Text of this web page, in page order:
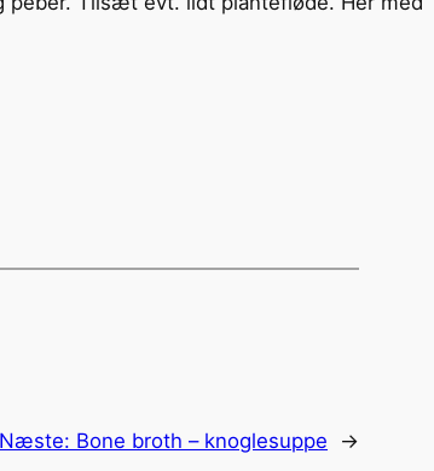
Næste: Bone broth – knoglesuppe →